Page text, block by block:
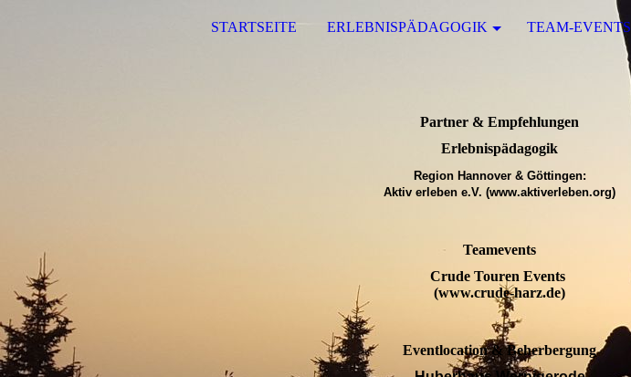
STARTSEITE ERLEBNISPÄDAGOGIK TEAM-EVENTS
Partner & Empfehlungen
Erlebnispädagogik
Region Hannover & Göttingen:
Aktiv erleben e.V. (www.aktiverleben.org)
Teamevents
Crude Touren Events
(www.crude-harz.de)
Eventlocation & Beherbergung